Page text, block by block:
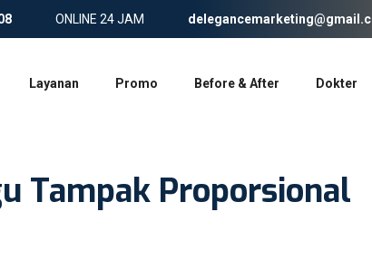
ONLINE 24 JAM
Layanan Promo Before & After Dokter
Tampak Proporsional